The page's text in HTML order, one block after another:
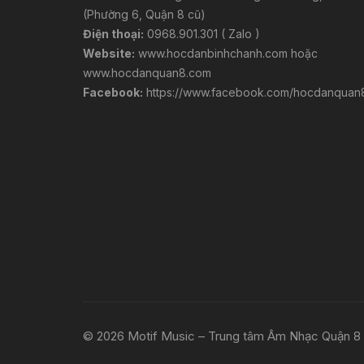
(Phường 6, Quận 8 cũ)
Điện thoại: 0968.901.301 ( Zalo )
Website: www.hocdanbinhchanh.com hoặc
www.hocdanquan8.com
Facebook: https://www.facebook.com/
© 2026 Motif Music – Trung tâm Âm Nhạc Quận 8